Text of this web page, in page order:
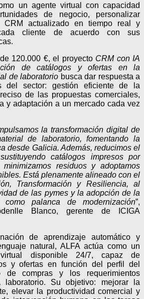
un agente virtual con capacidad
de negocio, personalizar
CRM actualizado en tiempo real y
cliente de acuerdo con sus
120.000 €, el proyecto CRM con IA
de catálogos y ofertas en la
de laboratorio busca dar respuesta a
del sector: gestión eficiente de la
de las propuestas comerciales,
y adaptación a un mercado cada vez
la transformación digital de
de laboratorio, fomentando la
desde Galicia. Además, reducimos el
catálogos impresos por
minimizamos residuos y adoptamos
Está plenamente alineado con el
Transformación y Resiliencia, al
de las pymes y la adopción de la
como palanca de modernización”,
Blanco, gerente de ICIGA
de aprendizaje automático y
natural, ALFA actúa como un
disponible 24/7, capaz de
y ofertas en función del perfil del
de compras y los requerimientos
laboratorio. Su objetivo: mejorar la
elevar la productividad comercial y